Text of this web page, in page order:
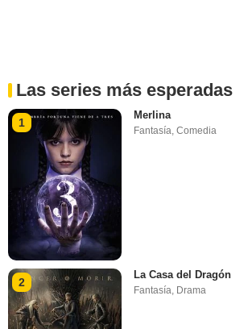
Las series más esperadas
1
Merlina
Fantasía ,Comedia
2
La Casa del Dragón
Fantasía, Drama